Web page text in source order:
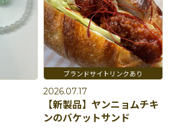
2026.07.17
【新製品】ヤンニョムチキ
ンのバケットサンド